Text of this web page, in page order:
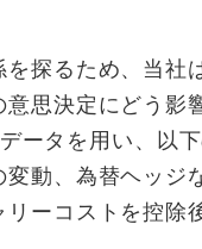
探るため、当
思決定にどう
ータを用い、以
動、為替ヘッ
ーコストを控除